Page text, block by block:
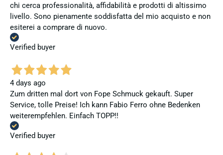
chi cerca professionalità, affidabilità e prodotti di altissimo
livello. Sono pienamente soddisfatta del mio acquisto e non
esiterei a comprare di nuovo.
Verified buyer
4 days ago
Zum dritten mal dort von Fope Schmuck gekauft. Super
Service, tolle Preise! Ich kann Fabio Ferro ohne Bedenken
weiterempfehlen. Einfach TOPP!!
Verified buyer